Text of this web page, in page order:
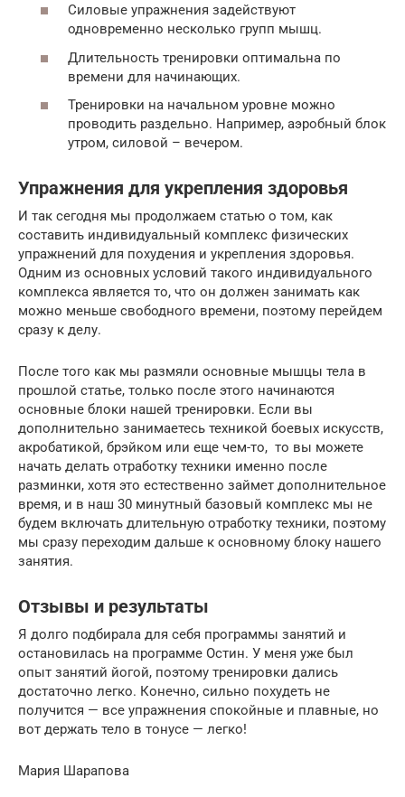
Силовые упражнения задействуют
одновременно несколько групп мышц.
Длительность тренировки оптимальна по
времени для начинающих.
Тренировки на начальном уровне можно
проводить раздельно. Например, аэробный блок
утром, силовой – вечером.
Упражнения для укрепления здоровья
И так сегодня мы продолжаем статью о том, как
составить индивидуальный комплекс физических
упражнений для похудения и укрепления здоровья.
Одним из основных условий такого индивидуального
комплекса является то, что он должен занимать как
можно меньше свободного времени, поэтому перейдем
сразу к делу.
После того как мы размяли основные мышцы тела в
прошлой статье, только после этого начинаются
основные блоки нашей тренировки. Если вы
дополнительно занимаетесь техникой боевых искусств,
акробатикой, брэйком или еще чем-то, то вы можете
начать делать отработку техники именно после
разминки, хотя это естественно займет дополнительное
время, и в наш 30 минутный базовый комплекс мы не
будем включать длительную отработку техники, поэтому
мы сразу переходим дальше к основному блоку нашего
занятия.
Отзывы и результаты
Я долго подбирала для себя программы занятий и
остановилась на программе Остин. У меня уже был
опыт занятий йогой, поэтому тренировки дались
достаточно легко. Конечно, сильно похудеть не
получится — все упражнения спокойные и плавные, но
вот держать тело в тонусе — легко!
Мария Шарапова